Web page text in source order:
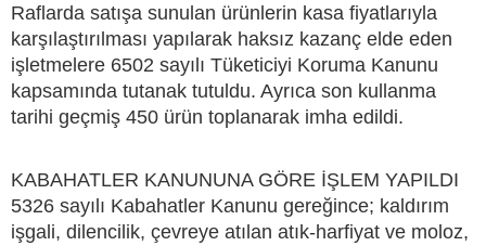
Raflarda satışa sunulan ürünlerin kasa fiyatlarıyla
karşılaştırılması yapılarak haksız kazanç elde eden
işletmelere 6502 sayılı Tüketiciyi Koruma Kanunu
kapsamında tutanak tutuldu. Ayrıca son kullanma
tarihi geçmiş 450 ürün toplanarak imha edildi.
KABAHATLER KANUNUNA GÖRE İŞLEM YAPILDI
5326 sayılı Kabahatler Kanunu gereğince; kaldırım
işgali, dilencilik, çevreye atılan atık-harfiyat ve moloz,